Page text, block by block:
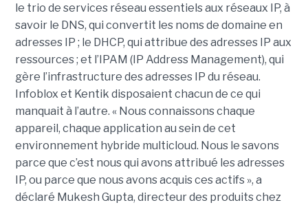
le trio de services réseau essentiels aux réseaux IP, à
savoir le DNS, qui convertit les noms de domaine en
adresses IP ; le DHCP, qui attribue des adresses IP aux
ressources ; et l’IPAM (IP Address Management), qui
gère l’infrastructure des adresses IP du réseau.
Infoblox et Kentik disposaient chacun de ce qui
manquait à l’autre. « Nous connaissons chaque
appareil, chaque application au sein de cet
environnement hybride multicloud. Nous le savons
parce que c’est nous qui avons attribué les adresses
IP, ou parce que nous avons acquis ces actifs », a
déclaré Mukesh Gupta, directeur des produits chez